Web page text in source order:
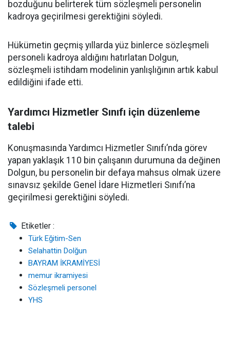
bozduğunu belirterek tüm sözleşmeli personelin
kadroya geçirilmesi gerektiğini söyledi.
Hükümetin geçmiş yıllarda yüz binlerce sözleşmeli
personeli kadroya aldığını hatırlatan Dolgun,
sözleşmeli istihdam modelinin yanlışlığının artık kabul
edildiğini ifade etti.
Yardımcı Hizmetler Sınıfı için düzenleme
talebi
Konuşmasında Yardımcı Hizmetler Sınıfı’nda görev
yapan yaklaşık 110 bin çalışanın durumuna da değinen
Dolgun, bu personelin bir defaya mahsus olmak üzere
sınavsız şekilde Genel İdare Hizmetleri Sınıfı’na
geçirilmesi gerektiğini söyledi.
Etiketler :
Türk Eğitim-Sen
Selahattin Dolğun
BAYRAM İKRAMİYESİ
memur ikramiyesi
Sözleşmeli personel
YHS